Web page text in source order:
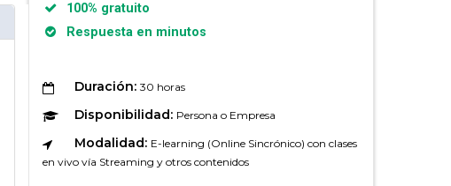
100% gratuito
Respuesta en minutos
Duración: 30 horas
Disponibilidad: Persona o Empresa
Modalidad: E-learning (Online Sincrónico) con clases
en vivo vía Streaming y otros contenidos